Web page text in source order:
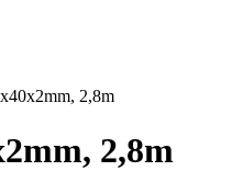
2,8m
2,8m